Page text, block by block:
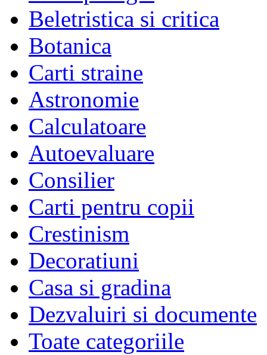
Beletristica si critica
Botanica
Carti straine
Astronomie
Calculatoare
Autoevaluare
Consilier
Carti pentru copii
Crestinism
Decoratiuni
Casa si gradina
Dezvaluiri si documente
Toate categoriile